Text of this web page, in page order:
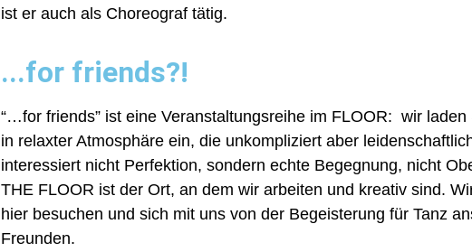
ist er auch als Choreograf tätig.
...for friends?!
“…for friends” ist eine Veranstaltungsreihe im FLOOR: wir laden
in relaxter Atmosphäre ein, die unkompliziert aber
interessiert nicht Perfektion, sondern echte Begegnung, nicht
THE FLOOR ist der Ort, an dem wir arbeiten und kreativ sind.
hier besuchen und sich mit uns von der Begeisterung für Tanz
Freunden.